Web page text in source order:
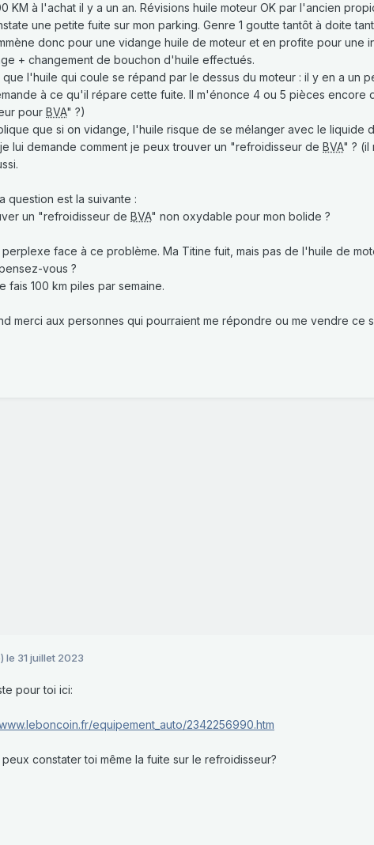
KM à l'achat il y a un an. Révisions huile moteur OK par l'ancien
une petite fuite sur mon parking. Genre 1 goutte tantôt à doite
donc pour une vidange huile de moteur et en profite pour une
+ changement de bouchon d'huile effectués.
que l'huile qui coule se répand par le dessus du moteur : il y en a un
à ce qu'il répare cette fuite. Il m'énonce 4 ou 5 pièces encore
pour BVA" ?)
que si on vidange, l'huile risque de se mélanger avec le liquide
lui demande comment je peux trouver un "refroidisseur de BVA" ? (il
question est la suivante :
un "refroidisseur de BVA" non oxydable pour mon bolide ?
perplexe face à ce problème. Ma Titine fuit, mais pas de l'huile de
vous ?
fais 100 km piles par semaine.
merci aux personnes qui pourraient me répondre ou me vendre ce
le 31 juillet 2023
pour toi ici:
equipement_auto/2342256990.htm
peux constater toi même la fuite sur le refroidisseur?